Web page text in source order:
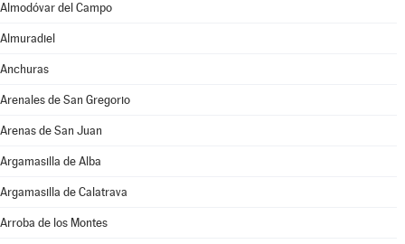
Almodóvar del Campo
Almuradiel
Anchuras
Arenales de San Gregorio
Arenas de San Juan
Argamasilla de Alba
Argamasilla de Calatrava
Arroba de los Montes